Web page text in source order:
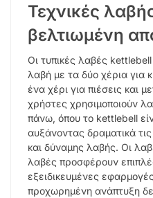
Τεχνικές
βελτιωμένη
Οι τυπικές λαβές
λαβή με τα δύο χέρια για
ένα χέρι για πιέσεις και
χρήστες χρησιμοποιούν
πάνω, όπου το kettlebell
αυξάνοντας δραματικά
και δύναμης λαβής. Οι
λαβές προσφέρουν
εξειδικευμένες
προχωρημένη ανάπτυξη